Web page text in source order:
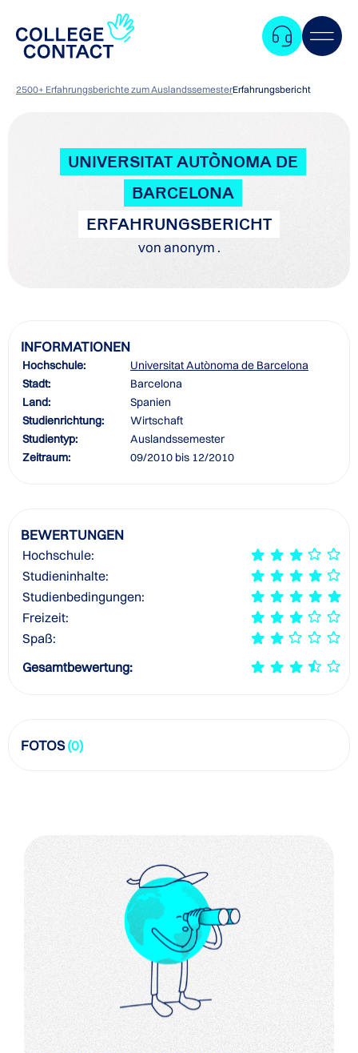
2500+ Erfahrungsberichte zum AuslandssemesterErfahrungsbericht
UNIVERSITAT AUTÒNOMA DE
BARCELONA
ERFAHRUNGSBERICHT
von anonym .
INFORMATIONEN
Hochschule:
Universitat Autònoma de Barcelona
Stadt:
Barcelona
Land:
Spanien
Studienrichtung:
Wirtschaft
Studientyp:
Auslandssemester
Zeitraum:
09/2010 bis 12/2010
BEWERTUNGEN
Hochschule:
Studieninhalte:
Studienbedingungen:
Freizeit:
Spaß:
Gesamtbewertung:
FOTOS(0)